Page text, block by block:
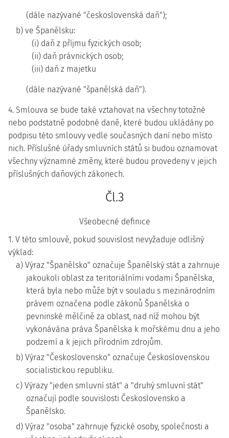
(dále nazývané "československá daň");
b) ve Španělsku:
(i) daň z příjmu fyzických osob;
(ii) daň právnických osob;
(iii) daň z majetku
(dále nazývané "španělská daň").
4. Smlouva se bude také vztahovat na všechny totožné
nebo podstatně podobné daně, které budou ukládány po
podpisu této smlouvy vedle současných daní nebo místo
nich. Příslušné úřady smluvních států si budou oznamovat
všechny významné změny, které budou provedeny v jejich
příslušných daňových zákonech.
Čl.3
Všeobecné definice
1. V této smlouvě, pokud souvislost nevyžaduje odlišný
výklad:
a) Výraz "Španělsko" označuje Španělský stát a zahrnuje
jakoukoli oblast za teritoriálními vodami Španělska,
která byla nebo může být v souladu s mezinárodním
právem označena podle zákonů Španělska o
pevninské mělčině za oblast, nad níž mohou být
vykonávána práva Španělska k mořskému dnu a jeho
podzemí a k jejich přírodním zdrojům.
b) Výraz "Československo" označuje Československou
socialistickou republiku.
c) Výrazy "jeden smluvní stát" a "druhý smluvní stát"
označují podle souvislosti Československo a
Španělsko.
d) Výraz "osoba" zahrnuje fyzické osoby, společnosti a